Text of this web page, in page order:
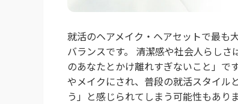
就活のヘアメイク・ヘアセットで最も
バランスです。 清潔感や社会人らし
のあなたとかけ離れすぎないこと」で
やメイクにされ、普段の就活スタイル
う」と感じられてしまう可能性もあり